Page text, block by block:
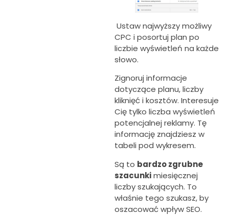
Ustaw najwyższy możliwy
CPC i posortuj plan po
liczbie wyświetleń na każde
słowo.
Zignoruj informacje
dotyczące planu, liczby
kliknięć i kosztów. Interesuje
Cię tylko liczba wyświetleń
potencjalnej reklamy. Tę
informację znajdziesz w
tabeli pod wykresem.
Są to bardzo zgrubne
szacunkimiesięcznej
liczby szukających. To
właśnie tego szukasz, by
oszacować wpływ SEO.